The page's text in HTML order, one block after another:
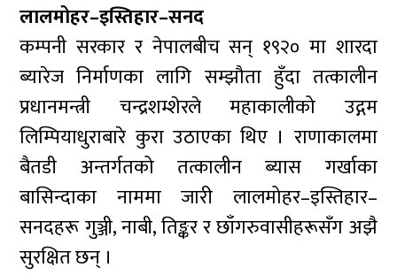
लालमोहर–इस्तिहार–सनद
कम्पनी सरकार र नेपालबीच सन् १९२० मा शारदा
ब्यारेज निर्माणका लागि सम्झौता हुँदा तत्कालीन
प्रधानमन्त्री चन्द्रशम्शेरले महाकालीको उद्गम
लिम्पियाधुराबारे कुरा उठाएका थिए । राणाकालमा
बैतडी अन्तर्गतको तत्कालीन ब्यास गर्खाका
बासिन्दाका नाममा जारी लालमोहर–इस्तिहार–
सनदहरू गुञ्जी, नाबी, तिङ्कर र छाँगरुवासीहरूसँग अझै
सुरक्षित छन् ।